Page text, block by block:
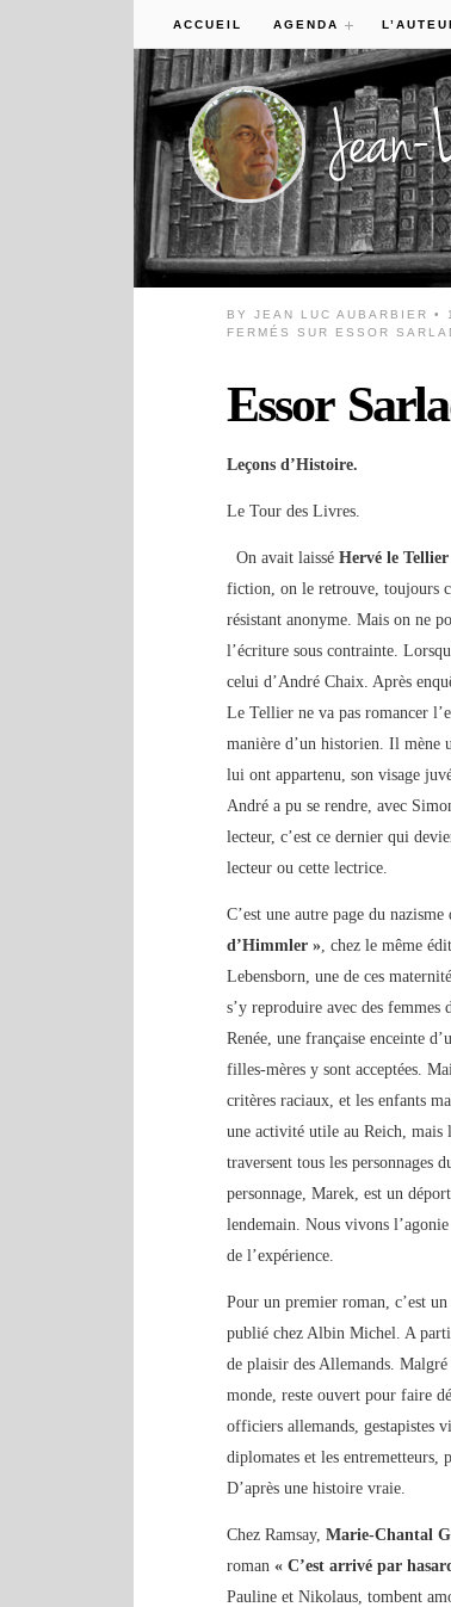
ACCUEIL AGENDA
BYJEAN LUC AUBARBIER •
FERMÉS
SUR ESSOR
Essor
Leçons d’Histoire.
Le Tour des Livres.
On avait laisséHervé le
fiction, on le retrouve, toujours
résistant anonyme. Mais on ne
l’écriture sous contrainte.
celui d’André Chaix. Après
Le Tellier ne va pas romancer
manière d’un historien. Il mène
lui ont appartenu, son visage
André a pu se rendre, avec
lecteur, c’est ce dernier qui
lecteur ou cette lectrice.
C’est une autre page du
d’Himmler », chez le même
Lebensborn, une de ces
s’y reproduire avec des femmes
Renée, une française enceinte
filles-mères y sont acceptées.
critères raciaux, et les enfants
une activité utile au Reich, mais
traversent tous les personnages
personnage, Marek, est un
lendemain. Nous vivons
de l’expérience.
Pour un premier roman, c’est
publié chez Albin Michel. A
de plaisir des Allemands.
monde, reste ouvert pour faire
officiers allemands, gestapistes
diplomates et les entremetteurs,
D’après une histoire vraie.
Chez Ramsay,Marie-Chantal
roman« C’est arrivé par
Pauline et Nikolaus, tombent